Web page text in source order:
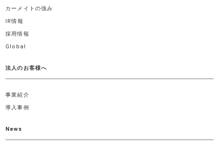
カーメイトの強み
IR情報
採用情報
Global
法人のお客様へ
事業紹介
導入事例
News